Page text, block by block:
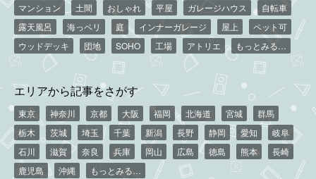
マンション
土間 おしゃれ 平屋 ガレージハウス
自転車
露天風呂
海っペリ 庭 インナーガレージ 屋上
ペット可
ウッドデッキ
団地 SOHO 工場 アトリエ もっとみる…
エリアから記事をさがす
東京 神奈川 京都 大阪 福岡 北海道 宮城
群馬
栃木
茨城 埼玉 千葉 新潟 長野 静岡 愛知
岐阜
石川
滋賀 奈良 兵庫 岡山 広島 徳島 熊本
長崎
鹿児島
沖縄 もっとみる…